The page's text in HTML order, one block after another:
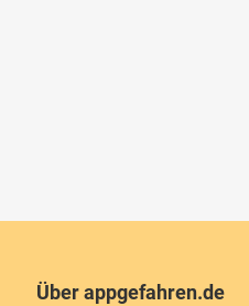
Über appgefahren.de